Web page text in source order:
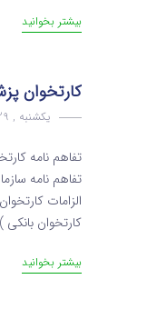
بیشتر بخوانید
کارتخوان
یکشنبه , 29 دی 1398
تفاهم نامه
الزامات
کارتخوان بانکی
بیشتر بخوانید